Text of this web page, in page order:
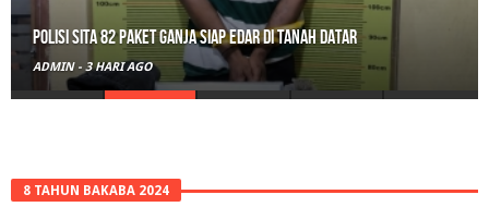
Polisi Sita 82 Paket Ganja Siap Edar di Tanah Datar
ADMIN - 3 HARI AGO
8 TAHUN BAKABA 2024